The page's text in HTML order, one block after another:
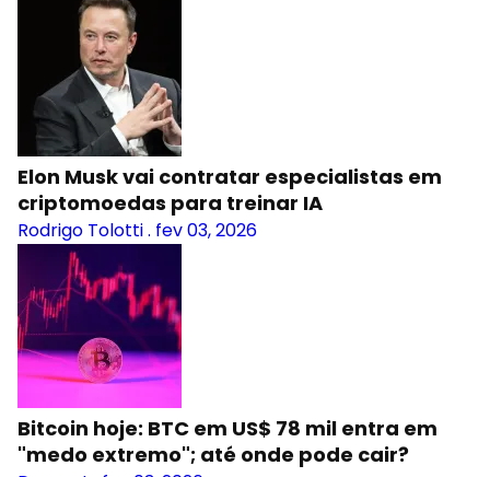
Elon Musk vai contratar especialistas em
criptomoedas para treinar IA
Rodrigo Tolotti. fev 03, 2026
Bitcoin hoje: BTC em US$ 78 mil entra em
"medo extremo"; até onde pode cair?